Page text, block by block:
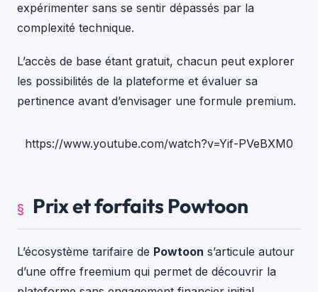
expérimenter sans se sentir dépassés par la
complexité technique.
L’accès de base étant gratuit, chacun peut explorer
les possibilités de la plateforme et évaluer sa
pertinence avant d’envisager une formule premium.
https://www.youtube.com/watch?v=Yif-PVeBXM0
Prix et forfaits Powtoon
L’écosystème tarifaire de Powtoon s’articule autour
d’une offre freemium qui permet de découvrir la